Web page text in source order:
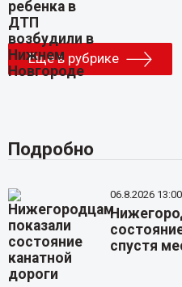
Еще в рубрике
Подробно
06.8.2026 13:00
спустя